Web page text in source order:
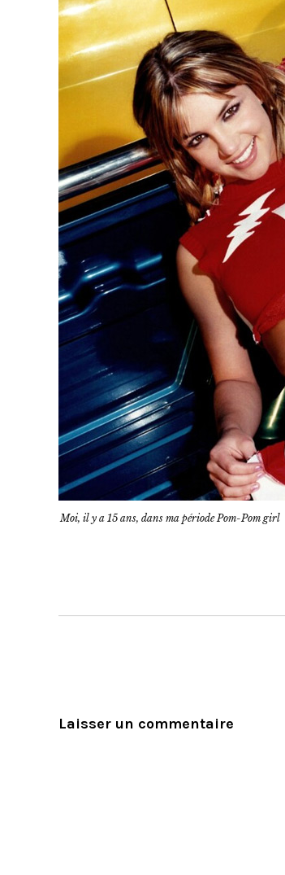
Moi, il y a 15 ans, dans ma période Pom-Pom girl
Laisser un commentaire